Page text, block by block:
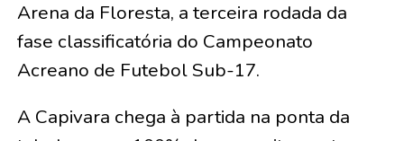
Arena da Floresta, a terceira rodada da
fase classificatória do Campeonato
Acreano de Futebol Sub-17.
A Capivara chega à partida na ponta da